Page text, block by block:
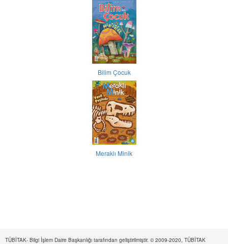
Bilim Çocuk
Meraklı Minik
TÜBİTAK- Bilgi İşlem Daire Başkanlığı tarafından geliştirilmiştir. © 2009-2020, TÜBİTAK